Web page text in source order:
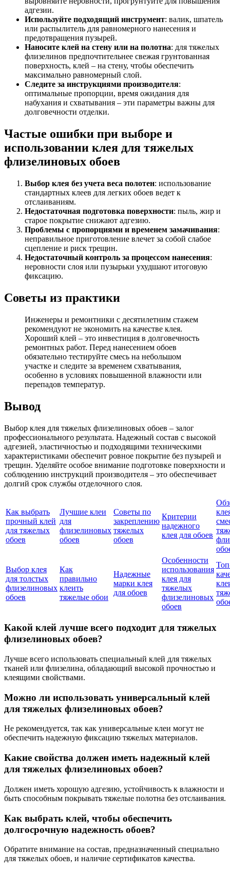
адгезии.
Используйте подходящий инструмент: валик, шпатель
или распылитель для равномерного нанесения и
предотвращения пузырей.
Наносите клей на стену или на полотна: для тяжелых
флизелинов предпочтительнее свежая грунтованная
поверхность, клей – на стену, чтобы обеспечить
максимально равномерный слой.
Следите за инструкциями производителя:
оптимальные пропорции, время ожидания для
набухания и схватывания – эти параметры важны для
долговечности отделки.
Частые ошибки при выборе и
использовании клея для тяжелых
флизелиновых обоев
Выбор клея без учета веса полотен: использование
стандартных клеев для легких обоев ведет к
отслаиваниям.
Недостаточная подготовка поверхности: пыль, жир и
старое покрытие снижают адгезию.
Проблемы с пропорциями и временем замачивания:
неправильное приготовление влечет за собой слабое
сцепление и риск трещин.
Недостаточный контроль за процессом нанесения:
неровности слоя или пузырьки ухудшают итоговую
фиксацию.
Советы из практики
Инженеры и ремонтники с десятилетним стажем
рекомендуют не экономить на качестве клея.
Хороший клей – это инвестиция в долговечность
ремонтных работ. Перед нанесением обоев
обязательно тестируйте смесь на небольшом
участке и следите за временем схватывания,
особенно в условиях повышенной влажности или
перепадов температур.
Вывод
Выбор клея для тяжелых флизелиновых обоев – залог
профессионального результата. Надежный состав с высокой
адгезией, эластичностью и подходящими техническими
характеристиками обеспечит ровное покрытие без пузырей и
трещин. Уделяйте особое внимание подготовке поверхности и
соблюдению инструкций производителя – это обеспечивает
долгий срок службы отделочного слоя.
Как выбрать
прочный клей
для тяжелых
обоев
Лучшие клеи
для
флизелиновых
обоев
Советы по
закреплению
тяжелых
обоев
Критерии
надежного
клея для обоев
Выбор клея
для толстых
флизелиновых
обоев
Как
правильно
клеить
тяжелые обои
Надежные
марки клея
для обоев
Особенности
использования
клея для
тяжелых
флизелиновых
обоев
Какой клей лучше всего подходит для тяжелых
флизелиновых обоев?
Лучше всего использовать специальный клей для тяжелых
тканей или флизелина, обладающий высокой прочностью и
клеящими свойствами.
Можно ли использовать универсальный клей
для тяжелых флизелиновых обоев?
Не рекомендуется, так как универсальные клеи могут не
обеспечить надежную фиксацию тяжелых материалов.
Какие свойства должен иметь надежный клей
для тяжелых флизелиновых обоев?
Должен иметь хорошую адгезию, устойчивость к влажности и
быть способным покрывать тяжелые полотна без отслаивания.
Как выбрать клей, чтобы обеспечить
долгосрочную надежность обоев?
Обратите внимание на состав, предназначенный специально
для тяжелых обоев, и наличие сертификатов качества.